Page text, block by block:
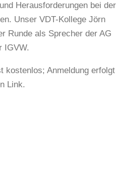
Herausforderungen bei der
Unser VDT-Kollege Jörn
Runde als Sprecher der AG
IGVW.
kostenlos; Anmeldung erfolgt
Link.